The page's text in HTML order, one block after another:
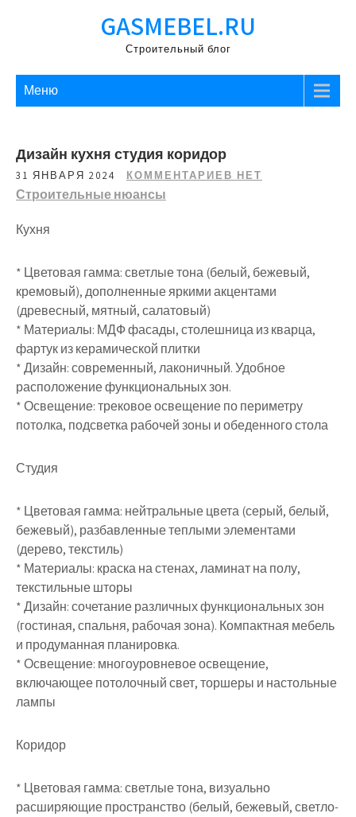
GASMEBEL.RU
Строительный блог
Меню
Дизайн кухня студия коридор
31 ЯНВАРЯ 2024 КОММЕНТАРИЕВ НЕТ
Строительные нюансы
Кухня
* Цветовая гамма: светлые тона (белый, бежевый,
кремовый), дополненные яркими акцентами
(древесный, мятный, салатовый)
* Материалы: МДФ фасады, столешница из кварца,
фартук из керамической плитки
* Дизайн: современный, лаконичный. Удобное
расположение функциональных зон.
* Освещение: трековое освещение по периметру
потолка, подсветка рабочей зоны и обеденного стола
Студия
* Цветовая гамма: нейтральные цвета (серый, белый,
бежевый), разбавленные теплыми элементами
(дерево, текстиль)
* Материалы: краска на стенах, ламинат на полу,
текстильные шторы
* Дизайн: сочетание различных функциональных зон
(гостиная, спальня, рабочая зона). Компактная мебель
и продуманная планировка.
* Освещение: многоуровневое освещение,
включающее потолочный свет, торшеры и настольные
лампы
Коридор
* Цветовая гамма: светлые тона, визуально
расширяющие пространство (белый, бежевый, светло-